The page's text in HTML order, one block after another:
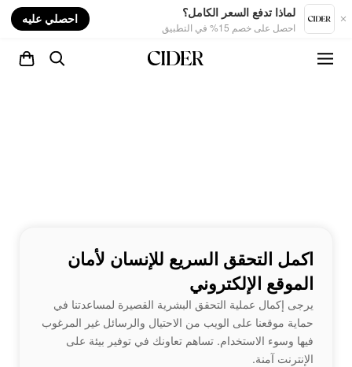
لماذا تدفع السعر الكامل؟
احصل على خصم 15% في التطبيق
احصلي عليه
اكمل التحقق السريع للإنسان لأمان
الموقع الإلكتروني
يرجى إكمال عملية التحقق البشرية القصيرة لمساعدتنا في
حماية موقعنا على الويب من الاحتيال والرسائل غير المرغوب
فيها وسوء الاستخدام. تساهم تعاونك في توفير بيئة على
الإنترنت آمنة.